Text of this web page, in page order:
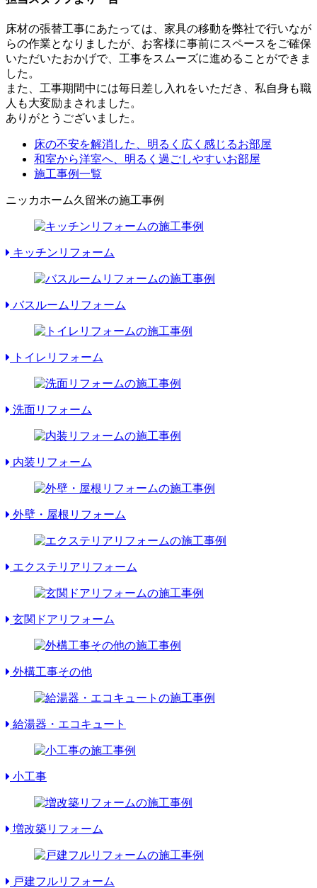
床材の張替工事にあたっては、家具の移動を弊社で行いなが
らの作業となりましたが、お客様に事前にスペースをご確保
いただいたおかげで、工事をスムーズに進めることができま
した。
また、工事期間中には毎日差し入れをいただき、私自身も職
人も大変励まされました。
ありがとうございました。
床の不安を解消した、明るく広く感じるお部屋
和室から洋室へ、明るく過ごしやすいお部屋
施工事例一覧
ニッカホーム久留米の施工事例
キッチンリフォーム
バスルームリフォーム
トイレリフォーム
洗面リフォーム
内装リフォーム
外壁・屋根リフォーム
エクステリアリフォーム
玄関ドアリフォーム
外構工事その他
給湯器・エコキュート
小工事
増改築リフォーム
戸建フルリフォーム